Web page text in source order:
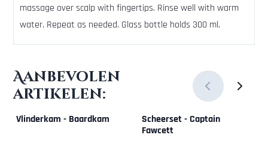
massage over scalp with fingertips. Rinse well with warm
water. Repeat as needed. Glass bottle holds 300 ml.
Aanbevolen
artikelen:
Vlinderkam - Baardkam
Scheerset - Captain
Fawcett